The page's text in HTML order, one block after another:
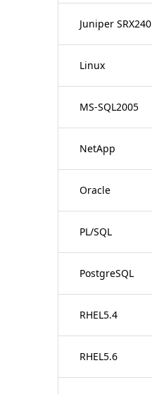
Juniper SRX240
Linux
MS-SQL2005
NetApp
Oracle
PL/SQL
PostgreSQL
RHEL5.4
RHEL5.6